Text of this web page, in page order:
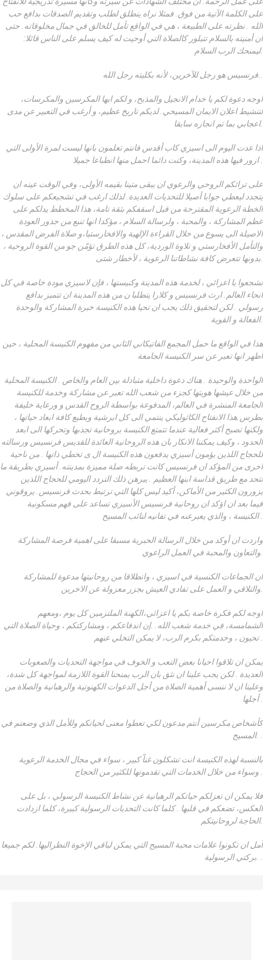
على الكلمة الآتية من فوق. فمثلا نراه ينطلق لطلب وتقديم الصدقات بدافع حب
الله . نظرته على الطبيعة ، هي في الواقع تأمل للخالق في جمال مخلوقاته. حتى
أن أمنيته بالسلام تتبلور كالصلاة التي أوحيت له كيف يسلم على الناس قائلا:
ليمنحك الرب السلام.
أوجه دعوة لكم يا خدام الانجيل والمذبح، و لكم ايها المكرسين والمكرسات،
لتنشيط اعلان الايمان المسيحي. لديكم تاريخ عظيم، و أرغب في التعبير عن مدى
اعجابي بما تم انجازه سابقا.
اذا عدت اليوم الى اسيزي كاب أقدس فانتم تعلمون بانها ليست لمرة الأولى التي
ازور فيها هذه المدينة، وكنت دائما احمل منها انطباعا جميلا .
على تراثكم الروحي والرعوي ان يبقى متينا بقيمه الأولى، وفي الوقت عينه ان
يتجدد ليعطي جوابا أصيلا للتحديات العديدة. لذلك ارغب في تشجيعكم على سلوك
الخطة الرعوية المقترحة من قبل اسقفكم بثقة تامة، هذا المخطط يدلكم على
عظم المشاركة ، والمحبة ، ولرسالة السلام ، مؤكدا انها تنبع من جذور العودة
الاصيلة الى يسوع من خلال القراءة الإلهية والافخارستيا،و صلاة الفرض المقدس ،
والتأمل الأفخارستي و تلاوة الوردية، كل هذه الطرق تؤمّن جو من القوة الروحية ،
تشجعوا يا اعزائي ، لخدمة هذه المدينة وكنيستها ، فإن لاسيزي مودة خاصة في كل
انحاء العالم. ارث فرنسيس و كلارا يتطلبا ن من هذه المدينة ان تتميز بدافع
رسولي . لكن لتحقيق ذلك يجب ان تحيا هذه الكنيسة خبرة المشاركة والوحدة
الفعالة و القوية.
هذا في الواقع ما حمل المجمع الفاتيكاني الثاني من مفهوم الكنيسة المحلية ، حين
أظهر انها تعبر عن سر الكنيسة الجامعة
الواحدة والوحيدة . هناك دعوة داخلية متبادلة بين العام والخاص . الكنيسة المحلية
من خلال عيشها هويتها كجزء من شعب الله تعبر عن مشاركة وخدمة للكنيسة
الجامعة المنشرة في العالم، المدفوعة بواسطة الروح القدس و ورعاية خليفة
بطرس.هذا الانفتاح الكاثوليكي ينتمي الى كل ابرشية ويطبع كافة ابعاد حياتها ،
ولكنها تصبح أكثر فعالية عندما تتمتع الكنيسة بروحانية تجذبها وتحركها الى ابعد
الحدود ، وكيف يمكننا الانكار بان هذه الروحانية العائدة للقديس فرنسيس ورسالته
للحجاج اللذين يؤمون أسيزي يدفعون هذه الكنيسة ال ى تخطي ذاتها . من ناحية
أخرى من المؤكد ان فرنسيس كانت تربطه صلة مميزة بمدينته. أسيزي بطريقة ما
تتحد مع طريق قداسة ابنها العظيم . يبرهن ذلك التردد اليومي للحجاج اللذين
يزورون الكثير من الأماكن، أكيد ليس كلها التي ترتبط بحدث فرنسيس. يروقوني
فيما بعد ان اؤكد ان روحانية فرنسيس الأسيزي تساعد على فهم مسكونية
الكنيسة ، والذي يعبرعنه في تفانيه لنائب المسيح .
واردت ان أوكد من خلال الرسالة الحبرية مسبقا على اهمية فرصة المشاركة
ان الجماعات الكنسية في اسيزي ، وانطلاقا من روحانيتها مدعوة للمشاركة
أوجه لكم فكرة خاصة بكم يا اعزائي،الكهنة الملتزمين كل يوم ،ومعهم
الشمامسة، في خدمة شعب الله. .إن اندفاعكم ، ومشاركتكم ، وحياة الصلاة التي
تحيون ، وخدمتكم بكرم الرب، لا يمكن التخلي عنهم .
يمكن ان تلاقوا احيانا بعض التعب و الخوف في مواجهة التحديات والصعوبات
العديدة . لكن يجب علينا ان نثق بان الرب يمنحنا القوة اللازمة لمواجهة كل شدة،
وعلينا ان لا ننسى أهمية الصلاة من أجل الدعوات الكهنوتية والرهبانية والصلاة من
أجلها .
كأشخاص مكرسين أنتم مدعون لكي تعطوا معنى لحياتكم وللأمل الذي وضعتم في
المسيح. .
بالنسبة لهذه الكنيسة انت تشكلون غناً كبير ، سواء في مجال الخدمة الرعوية
فلا يمكن ان تعزلكم حياتكم الرهبانية عن نشاط الكنيسة الرسولي ، بل على
العكس، تضعكم في قلبها . كلما كانت التحديات الرسولية كبيرة، كلما ازدادت
الحاجة لروحانيتكم.
آمل ان تكونوا علامات محبة المسيح التي يمكن لباقي الإخوة النظراليها. لكم جميعا